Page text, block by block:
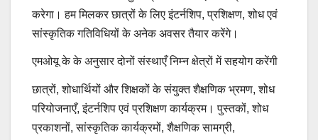
करेगा। हम मिलकर छात्रों के लिए इंटर्नशिप, प्रशिक्षण, शोध एवं
सांस्कृतिक गतिविधियों के अनेक अवसर तैयार करेंगे।
एमओयू के के अनुसार दोनों संस्थाएँ निम्न क्षेत्रों में सहयोग करेंगी
छात्रों, शोधार्थियों और शिक्षकों के संयुक्त शैक्षणिक भ्रमण, शोध
परियोजनाएँ, इंटर्नशिप एवं प्रशिक्षण कार्यक्रम। पुस्तकों, शोध
प्रकाशनों, सांस्कृतिक कार्यक्रमों, शैक्षणिक सामग्री,